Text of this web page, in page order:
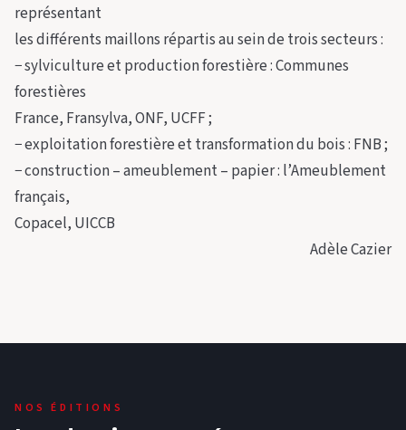
représentant
les différents maillons répartis au sein de trois secteurs :
− sylviculture et production forestière : Communes
forestières
France, Fransylva, ONF, UCFF ;
− exploitation forestière et transformation du bois : FNB ;
− construction – ameublement – papier : l’Ameublement
français,
Copacel, UICCB
Adèle Cazier
NOS ÉDITIONS